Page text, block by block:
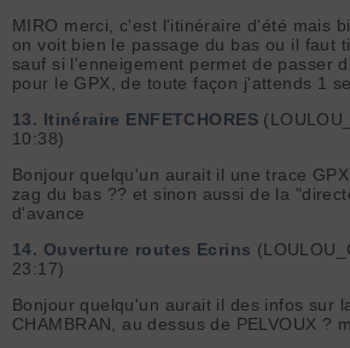
MIRO merci, c'est l'itinéraire d'été mais
on voit bien le passage du bas ou il faut
sauf si l'enneigement permet de passer
pour le GPX, de toute façon j'attends 1
13. Itinéraire ENFETCHORES
10:38)
Bonjour quelqu'un aurait il une trace
zag du bas ?? et sinon aussi de la
d'avance
14. Ouverture routes Ecrins
23:17)
Bonjour quelqu'un aurait il des infos sur
CHAMBRAN, au dessus de PELVOUX ?